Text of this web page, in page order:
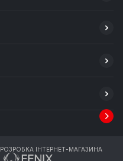
РОЗРОБКА ІНТЕРНЕТ-МАГАЗИНА